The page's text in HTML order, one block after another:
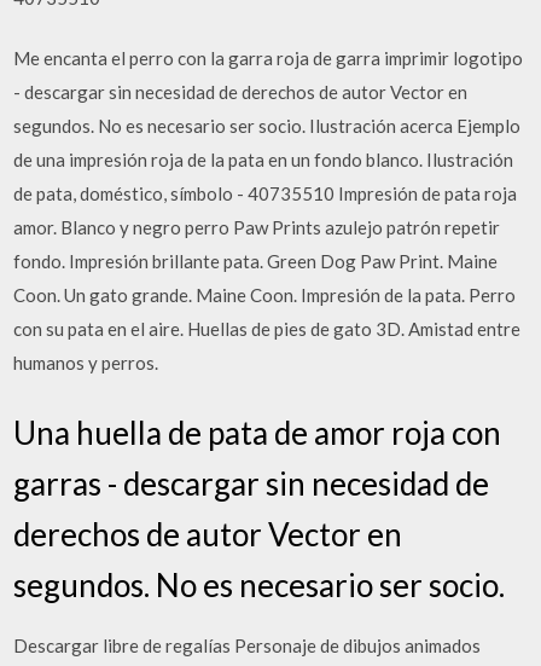
Me encanta el perro con la garra roja de garra imprimir logotipo
- descargar sin necesidad de derechos de autor Vector en
segundos. No es necesario ser socio. Ilustración acerca Ejemplo
de una impresión roja de la pata en un fondo blanco. Ilustración
de pata, doméstico, símbolo - 40735510 Impresión de pata roja
amor. Blanco y negro perro Paw Prints azulejo patrón repetir
fondo. Impresión brillante pata. Green Dog Paw Print. Maine
Coon. Un gato grande. Maine Coon. Impresión de la pata. Perro
con su pata en el aire. Huellas de pies de gato 3D. Amistad entre
humanos y perros.
Una huella de pata de amor roja con
garras - descargar sin necesidad de
derechos de autor Vector en
segundos. No es necesario ser socio.
Descargar libre de regalías Personaje de dibujos animados